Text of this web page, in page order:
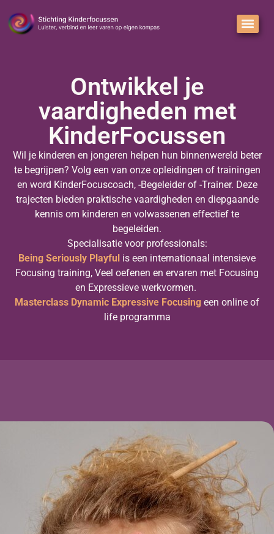
Ontwikkel je
vaardigheden met
KinderFocussen
Wil je kinderen en jongeren helpen hun binnenwereld beter
te begrijpen? Volg een van onze opleidingen of trainingen
en word KinderFocuscoach, -Begeleider of -Trainer. Deze
trajecten bieden praktische vaardigheden en diepgaande
kennis om kinderen en volwassenen effectief te
begeleiden.
Specialisatie voor professionals:
Being Seriously Playful is een internationaal intensieve
Focusing training, Veel oefenen en ervaren met Focusing
en Expressieve werkvormen.
Masterclass Dynamic Expressive Focusing een online of
life programma